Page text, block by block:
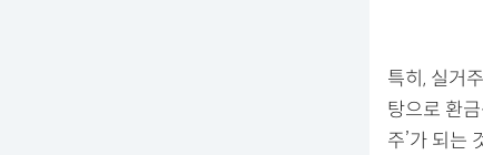
특히, 실거
탕으로 환
주’가 되는